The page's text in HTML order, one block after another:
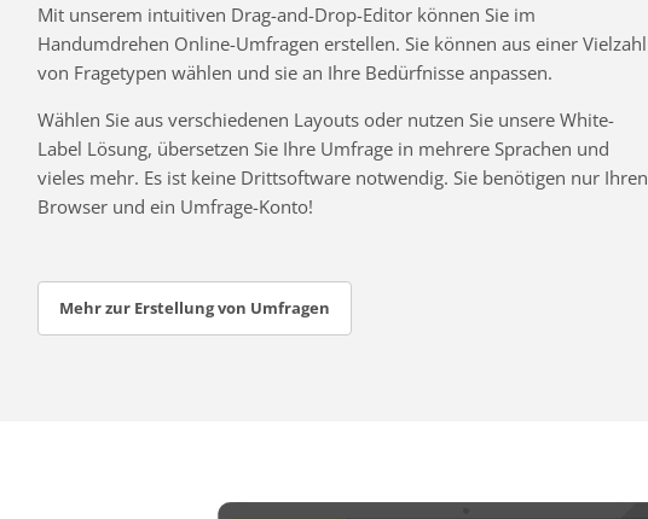
Mit unserem intuitiven Drag-and-Drop-Editor können Sie im
Handumdrehen Online-Umfragen erstellen. Sie können aus einer Vielzahl
von Fragetypen wählen und sie an Ihre Bedürfnisse anpassen.
Wählen Sie aus verschiedenen Layouts oder nutzen Sie unsere White-
Label Lösung, übersetzen Sie Ihre Umfrage in mehrere Sprachen und
vieles mehr. Es ist keine Drittsoftware notwendig. Sie benötigen nur Ihren
Browser und ein Umfrage-Konto!
Mehr zur Erstellung von Umfragen